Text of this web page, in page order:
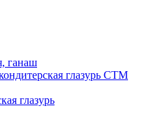
ганаш
глазурь СТМ
глазурь